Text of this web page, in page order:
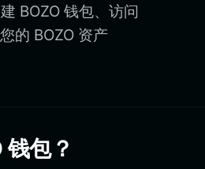
BOZO 钱包、访问
的 BOZO 资产
包？